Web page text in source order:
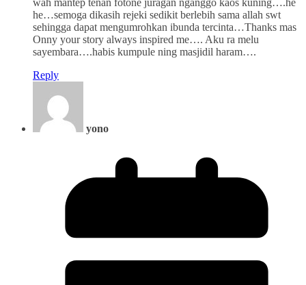
wah mantep tenan fotone juragan nganggo kaos kuning….he
he…semoga dikasih rejeki sedikit berlebih sama allah swt
sehingga dapat mengumrohkan ibunda tercinta…Thanks mas
Onny your story always inspired me…. Aku ra melu
sayembara….habis kumpule ning masjidil haram….
Reply
yono